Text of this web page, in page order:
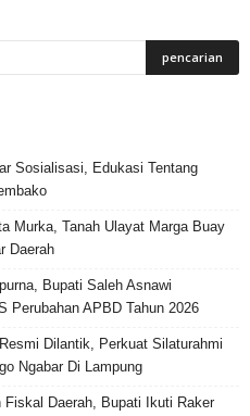
Sosialisasi, Edukasi Tentang
Murka, Tanah Ulayat Marga Buay
Daerah
Bupati Saleh Asnawi
Perubahan APBD Tahun 2026
Dilantik, Perkuat Silaturahmi
Ngabar Di Lampung
Fiskal Daerah, Bupati Ikuti Raker